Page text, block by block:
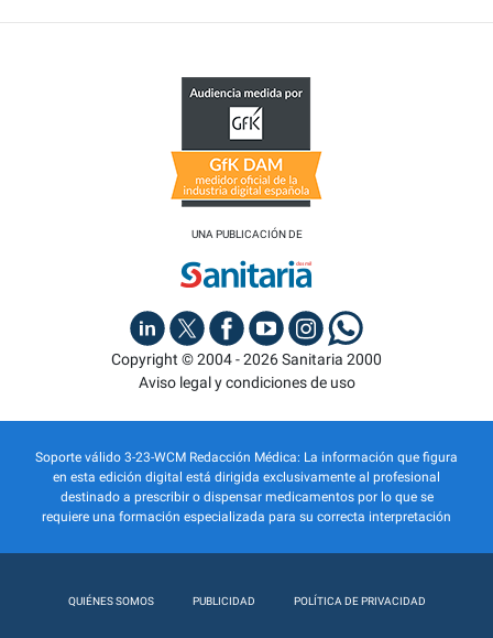
UNA PUBLICACIÓN DE
Copyright © 2004 - 2026 Sanitaria 2000
Aviso legal y condiciones de uso
Soporte válido 3-23-WCM Redacción Médica: La información que figura
en esta edición digital está dirigida exclusivamente al profesional
destinado a prescribir o dispensar medicamentos por lo que se
requiere una formación especializada para su correcta interpretación
QUIÉNES SOMOS PUBLICIDAD POLÍTICA DE PRIVACIDAD